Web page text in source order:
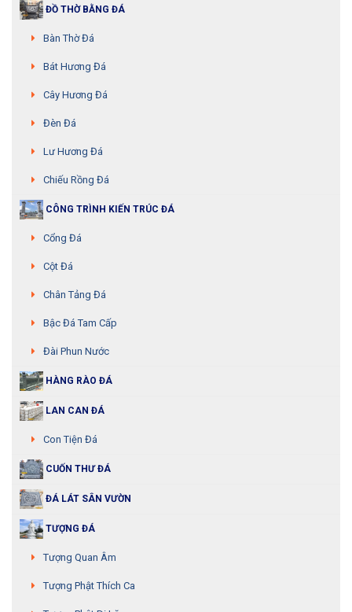
ĐỒ THỜ BẰNG ĐÁ
Bàn Thờ Đá
Bát Hương Đá
Cây Hương Đá
Đèn Đá
Lư Hương Đá
Chiếu Rồng Đá
CÔNG TRÌNH KIẾN TRÚC ĐÁ
Cổng Đá
Cột Đá
Chân Tảng Đá
Bậc Đá Tam Cấp
Đài Phun Nước
HÀNG RÀO ĐÁ
LAN CAN ĐÁ
Con Tiện Đá
CUỐN THƯ ĐÁ
ĐÁ LÁT SÂN VƯỜN
TƯỢNG ĐÁ
Tượng Quan Âm
Tượng Phật Thích Ca